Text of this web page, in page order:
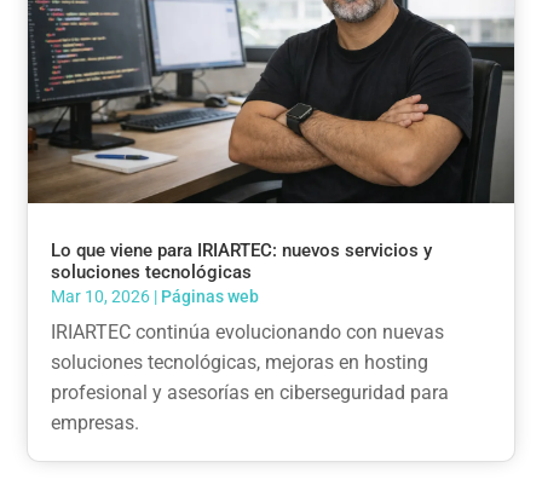
Lo que viene para IRIARTEC: nuevos servicios y
soluciones tecnológicas
Mar 10, 2026 | Páginas web
IRIARTEC continúa evolucionando con nuevas
soluciones tecnológicas, mejoras en hosting
profesional y asesorías en ciberseguridad para
empresas.